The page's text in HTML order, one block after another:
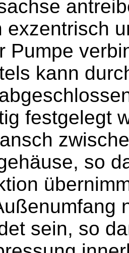
exzentrisch
Pumpe
kann
festgelegt
so
sein, so